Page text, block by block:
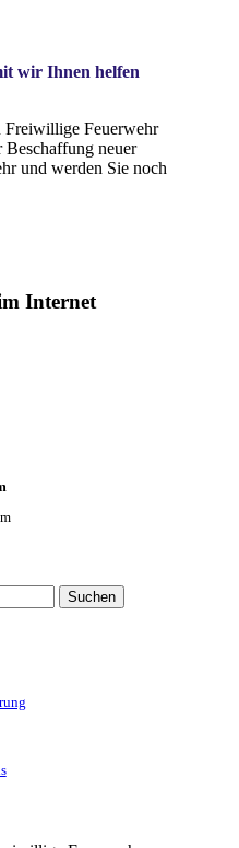
wir Ihnen helfen
Freiwillige Feuerwehr
neuer
und werden Sie noch
Internet